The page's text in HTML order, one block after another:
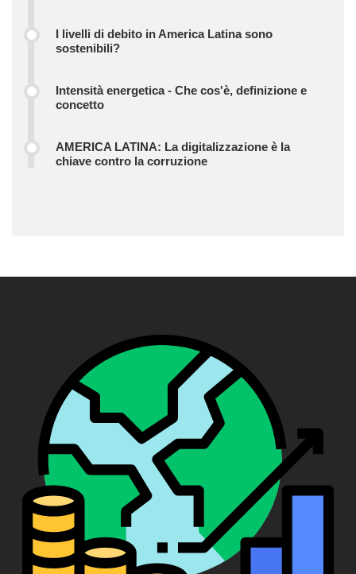
I livelli di debito in America Latina sono
sostenibili?
Intensità energetica - Che cos'è, definizione e
concetto
AMERICA LATINA: La digitalizzazione è la
chiave contro la corruzione